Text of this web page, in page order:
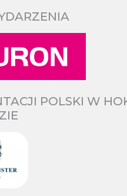
POLSKI W